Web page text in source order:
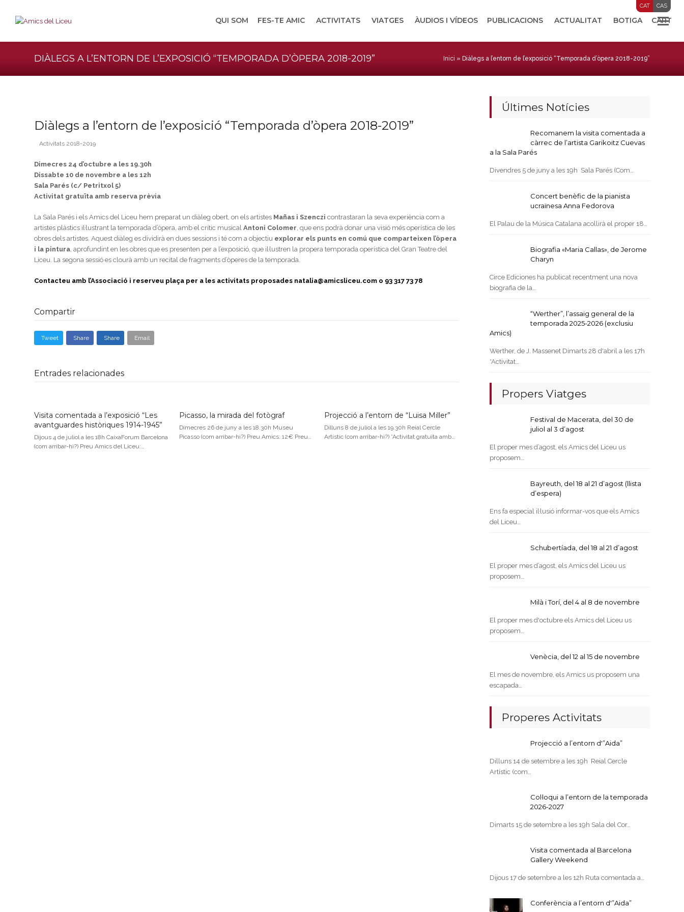
CAT CAS
QUI SOM FES-TE AMIC ACTIVITATS VIATGES ÀUDIOS I VÍDEOS PUBLICACIONS ACTUALITAT BOTIGA CART
DIÀLEGS A L’ENTORN DE L’EXPOSICIÓ “TEMPORADA D’ÒPERA 2018-2019” Inici » Diàlegs a l’entorn de l’exposició “Temporada d’òpera 2018-2019”
Diàlegs a l’entorn de l’exposició “Temporada d’òpera 2018-2019”
Activitats 2018-2019
Dimecres 24 d’octubre a les 19.30h
Dissabte 10 de novembre a les 12h
Sala Parés (c/ Petritxol 5)
Activitat gratuïta amb reserva prèvia
La Sala Parés i els Amics del Liceu hem preparat un diàleg obert, on els artistes Mañas i Szenczicontrastaran la seva experiència com a
artistes plàstics il·lustrant la temporada d’òpera, amb el crític musicalAntoni Colomer, que ens podrà donar una visió més operística de les
obres dels artistes. Aquest diàleg es dividirà en dues sessions i té com a objectiu explorar els punts en comú que comparteixen l’òpera
i la pintura, aprofundint en les obres que es presenten per a l’exposició, que il·lustren la propera temporada operística del Gran Teatre del
Liceu. La segona sessió es clourà amb un recital de fragments d’òperes de la temporada.
Contacteu amb l’Associació i reserveu plaça per a les activitats proposades natalia@amicsliceu.com o 93 317 73 78
Compartir
Tweet Share Share Email
Entrades relacionades
Visita comentada a l’exposició “Les
avantguardes històriques 1914-1945”
Dijous 4 de juliol a les 18h CaixaForum Barcelona
(com arribar-hi?) Preu Amics del Liceu:…
Picasso, la mirada del fotògraf
Dimecres 26 de juny a les 18.30h Museu
Picasso (com arribar-hi?) Preu Amics: 12€ Preu…
Projecció a l’entorn de “Luisa Miller”
Dilluns 8 de juliol a les 19.30h Reial Cercle
Artístic (com arribar-hi?) *Activitat gratuïta amb…
Últimes Notícies
Recomanem la visita comentada a
càrrec de l’artista Garikoitz Cuevas
a la Sala Parés
Divendres 5 de juny a les 19h Sala Parés (Com…
Concert benèfic de la pianista
ucraïnesa Anna Fedorova
El Palau de la Música Catalana acollirà el proper 18…
Biografia «Maria Callas», de Jerome
Charyn
Circe Ediciones ha publicat recentment una nova
biografia de la…
“Werther”, l’assaig general de la
temporada 2025-2026 (exclusiu
Amics)
Werther, de J. Massenet Dimarts 28 d'abril a les 17h
*Activitat…
Propers Viatges
Festival de Macerata, del 30 de
juliol al 3 d’agost
El proper mes d’agost, els Amics del Liceu us
proposem…
Bayreuth, del 18 al 21 d’agost (llista
d’espera)
Ens fa especial il·lusió informar-vos que els Amics
del Liceu…
Schubertíada, del 18 al 21 d’agost
El proper mes d’agost, els Amics del Liceu us
proposem…
Milà i Torí, del 4 al 8 de novembre
El proper mes d'octubre els Amics del Liceu us
proposem…
Venècia, del 12 al 15 de novembre
El mes de novembre, els Amics us proposem una
escapada…
Properes Activitats
Projecció a l’entorn d'”Aida”
Dilluns 14 de setembre a les 19h Reial Cercle
Artístic (com…
Col·loqui a l’entorn de la temporada
2026-2027
Dimarts 15 de setembre a les 19h Sala del Cor…
Visita comentada al Barcelona
Gallery Weekend
Dijous 17 de setembre a les 12h Ruta comentada a…
Conferència a l’entorn d'”Aida”